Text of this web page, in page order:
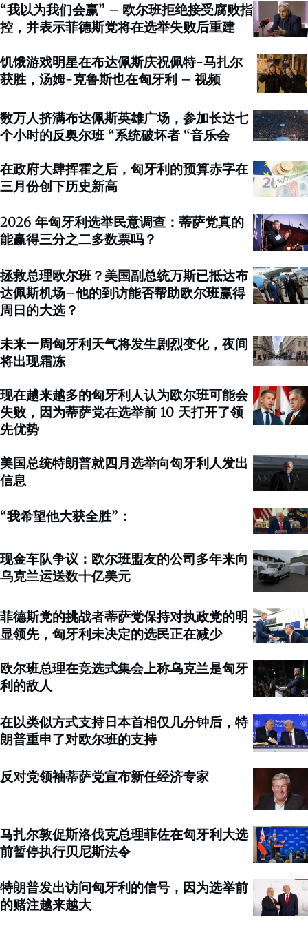
“我以为我们会赢” – 欧尔班拒绝接受腐败指
控，并表示菲德斯党将在选举失败后重建
饥饿游戏明星在布达佩斯庆祝佩特-马扎尔
获胜，汤姆-克鲁斯也在匈牙利 – 视频
数万人挤满布达佩斯英雄广场，参加长达七
个小时的反奥尔班 “系统破坏者 “音乐会
在政府大肆挥霍之后，匈牙利的预算赤字在
三月份创下历史新高
2026 年匈牙利选举民意调查：蒂萨党真的
能赢得三分之二多数票吗？
拯救总理欧尔班？美国副总统万斯已抵达布
达佩斯机场–他的到访能否帮助欧尔班赢得
周日的大选？
未来一周匈牙利天气将发生剧烈变化，夜间
将出现霜冻
现在越来越多的匈牙利人认为欧尔班可能会
失败，因为蒂萨党在选举前 10 天打开了领
先优势
美国总统特朗普就四月选举向匈牙利人发出
信息
“我希望他大获全胜”：
现金车队争议：欧尔班盟友的公司多年来向
乌克兰运送数十亿美元
菲德斯党的挑战者蒂萨党保持对执政党的明
显领先，匈牙利未决定的选民正在减少
欧尔班总理在竞选式集会上称乌克兰是匈牙
利的敌人
在以类似方式支持日本首相仅几分钟后，特
朗普重申了对欧尔班的支持
反对党领袖蒂萨党宣布新任经济专家
马扎尔敦促斯洛伐克总理菲佐在匈牙利大选
前暂停执行贝尼斯法令
特朗普发出访问匈牙利的信号，因为选举前
的赌注越来越大